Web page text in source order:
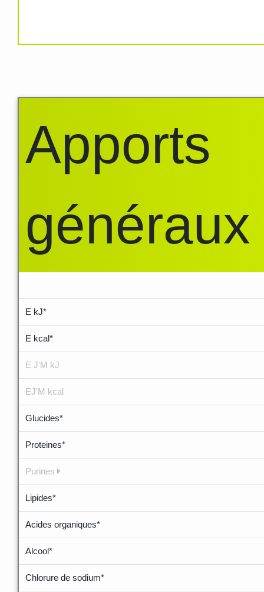
Apports
généraux
E kJ*
E kcal*
E J'M kJ
EJ'M kcal
Glucides*
Proteines*
Purines
Lipides*
Acides organiques*
Alcool*
Chlorure de sodium*